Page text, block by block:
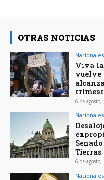
OTRAS NOTICIAS
Nacionales
Viva la
vuelve
6 de agosto,
Nacionales
Tierras
6 de agosto,
Nacionales